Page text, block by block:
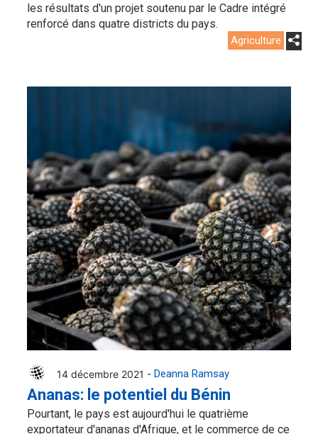
les résultats d'un projet soutenu par le Cadre intégré
renforcé dans quatre districts du pays.
Agriculture
14 décembre 2021 - Deanna Ramsay
Ananas: le potentiel du Bénin
Pourtant, le pays est aujourd'hui le quatrième
exportateur d'ananas d'Afrique, et le commerce de ce